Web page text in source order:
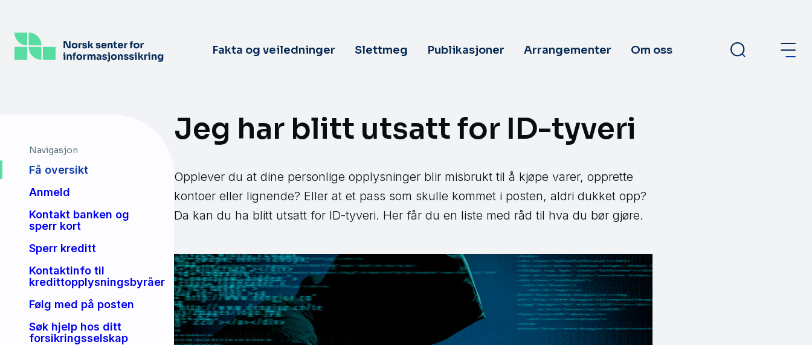
hovedinnhold
Fakta og veiledninger Slettmeg Publikasjoner Arrangementer Om oss
Navigasjon
Få oversikt
Anmeld
Kontakt banken og
sperr kort
Sperr kreditt
Kontaktinfo til
kredittopplysningsbyråer
Følg med på posten
Søk hjelp hos ditt
forsikringsselskap
Jeg har blitt utsatt for ID-tyveri
Opplever du at dine personlige opplysninger blir misbrukt til å kjøpe varer, opprette
kontoer eller lignende? Eller at et pass som skulle kommet i posten, aldri dukket opp?
Da kan du ha blitt utsatt for ID-tyveri. Her får du en liste med råd til hva du bør gjøre.